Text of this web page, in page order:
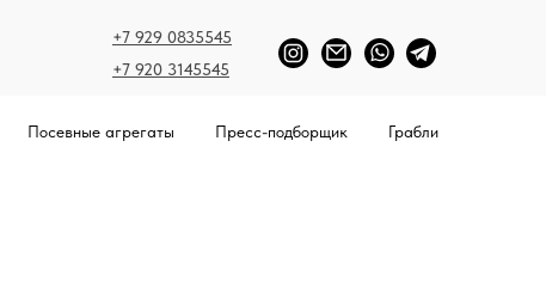
+7 920 3145545
+7 929 0835545
Посевные агрегаты Пресс-подборщик Грабли